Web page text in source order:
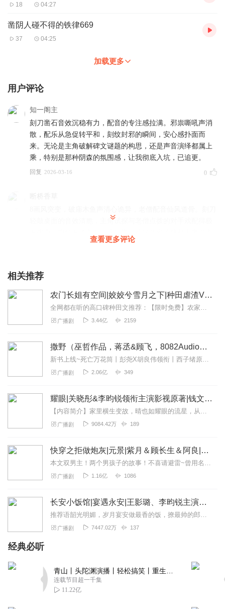
18 04:27
凿阴人碰不得的铁律669
37 04:25
加载更多
用户评论
知一阁主
刻刀凿石音效沉稳有力，配音的专注感拉满。邪祟嘶吼声消
散，配乐从急促转平和，刻纹封邪的瞬间，安心感扑面而
来。无论是主角破解碑文谜题的构思，还是声音演绎都属上
乘，特别是那种阴森的氛围感，让我彻底入坑，已追更。
回复 2026-03-16 0
轻敲桌面的音效清脆，主角试探与老僧点拨的对手戏配得极
了，演播者情感真挚，后期制作精良，五星好评，特别是主
回复
路漫漫_修远兮
反派配音阴狠贪婪，配乐瞬间凌厉。刻刀护主的嗡鸣音效凌
厉，主角愤怒斥责的声音有力，正邪对抗的张力拉满，看得
很用心，演播也很稳，值得长期收听。
2026-03-15
真的被主角用特殊手法处理那具无名尸体时的细节吸引住
俗辟邪的爽感与音效冲击力完美融合，太过瘾。
刘家二丫
听得人破防！亡魂诉说冤屈的配音哽咽悲凉，配乐凄婉动
引人深思背后的苦衷。故事很有深度，主播的声音很稳，后
期配乐不突兀，整体听感非常舒适，已关注，期待主角后续
如何化解那场大劫。
回复
徐许茹笙1124
代入感极强，踏入阴地的配乐压抑至极，风声都带着刺骨寒
意。凿碑检查的音效清晰，配音的屏息感拉满，阴物低吟环
查看更多评论
相关推荐
农门长姐有空间|姣姣兮雪月之下|种田虐渣VIP免费
全网都在听的高口碑种田文推荐：【限时免费】农家小福女|姣姣兮郁雨竹|全网最快寒门大俗人|姣姣兮杜骁|萌宝女强古言爽文魏晋干饭人未删减全网最快|农家小福...
广播剧 3.44亿 2159
撒野（巫哲作品，蒋丞&顾飞，8082Audio制作）| 左肩有你原著
新书上线~死亡万花筒丨彭尧X胡良伟领衔丨西子绪原著丨灵异/悬疑/无限流多人有声剧点击跳转收听哦~喜提破亿！#撒野印象大调查#活动上线！>戳此参与<福利四：播...
广播剧 2.06亿 349
耀眼|关晓彤&李昀锐领衔主演影视原著|钱文青|篛藜|温暖治愈系校园甜文
【内容简介】家里横生变故，晴也如耀眼的流星，从大首都坠落到十八线小县城，从此点亮了这个暗无天日的扎扎亭，也遇见了生命中最大的意外。“你不是说不吃窝边草？现在脸疼...
广播剧 9084.42万 189
快穿之拒做炮灰|元景|紫月＆顾长生＆阿良|108世
本文双男主！两个男孩子的故事！不喜请避雷~曾用名《快穿之攻略男主的108世》【关键字】甜宠、快穿、强强、空间、末世、仙侠、灵泉、系统、医疗、1v1本文双男主，不...
广播剧 1.16亿 1086
长安小饭馆|宴遇永安|王影璐、李昀锐主演影视原著|樱桃糕|美食甜宠两不误 8082Audio制作【高甜剧场】
推荐语韶光明媚，岁月宴安做最香的饭，撩最帅的郎这是一副唐朝美食俗画，这里有慢慢品味的爱与美食更多甜宠言情精品剧，尽在高甜剧场！内容简介京兆少尹林晏把目光放在那个...
广播剧 7447.02万 137
经典必听
连载节目超一千集
11.22亿